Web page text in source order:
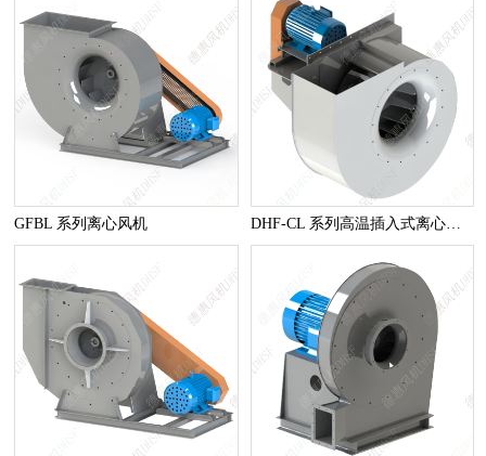
GFBL 系列离心风机 DHF-CL 系列高温插入式离心风机